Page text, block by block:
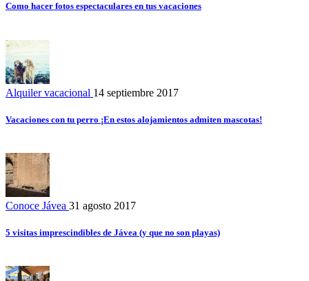
Como hacer fotos espectaculares en tus vacaciones
Alquiler vacacional 14 septiembre 2017
Vacaciones con tu perro ¡En estos alojamientos admiten mascotas!
Conoce Jávea 31 agosto 2017
5 visitas imprescindibles de Jávea (y que no son playas)